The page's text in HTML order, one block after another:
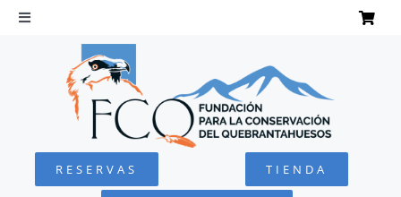
Saltar
Toggle
Navigation
QUEBRANTAHUESOS
FUNDACIÓN
RESERVAS TIENDA